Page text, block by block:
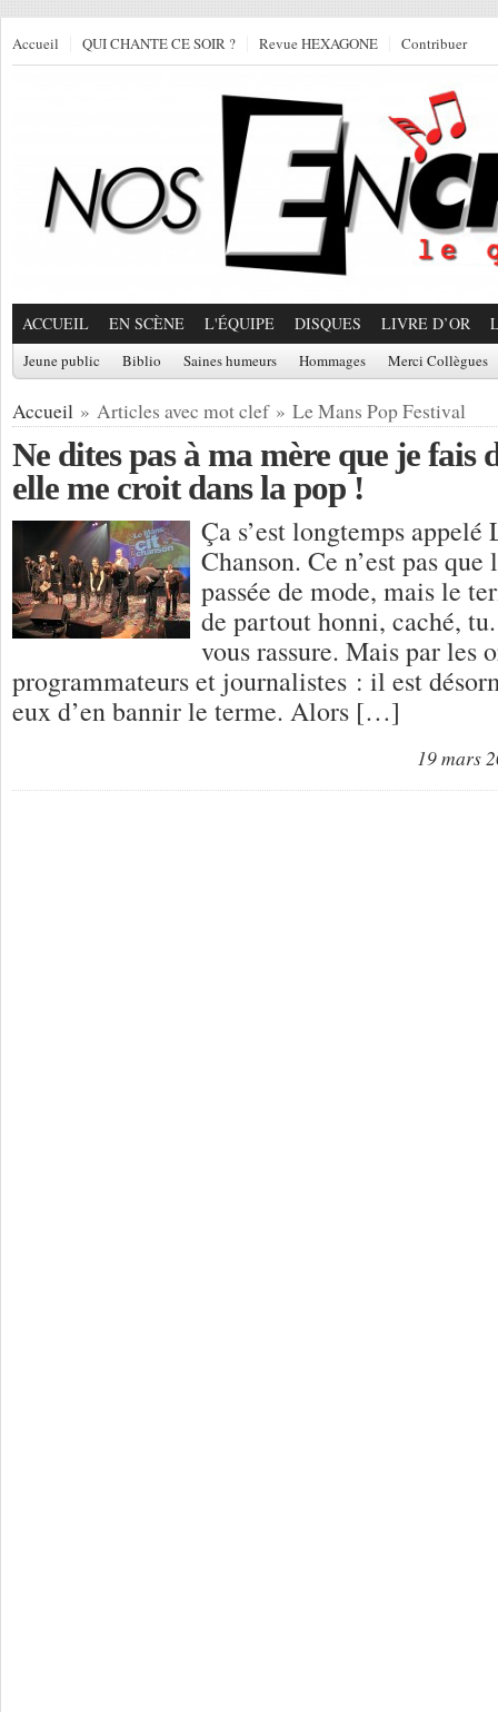
Accueil QUI CHANTE CE SOIR ? Revue HEXAGONE Contribuer
ACCUEIL EN SCÈNE L'ÉQUIPE DISQUES LIVRE D’OR
Jeune public Biblio Saines humeurs Hommages Merci Collègues
Accueil » Articles avec mot clef » Le Mans Pop Festival
Ne dites pas à ma mère que je fais
elle me croit dans la pop !
Ça s’est longtemps
Chanson. Ce n’est pas
passée de mode, mais le
de partout honni, caché,
vous rassure. Mais par les
programmateurs et journalistes : il est
eux d’en bannir le terme. Alors […]
19 mars